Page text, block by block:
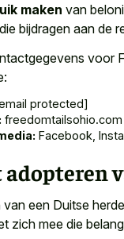
maken van
bijdragen aan de
voor
protected]
freedomtailsohio.com
Facebook,
adopteren
een Duitse
zich mee die